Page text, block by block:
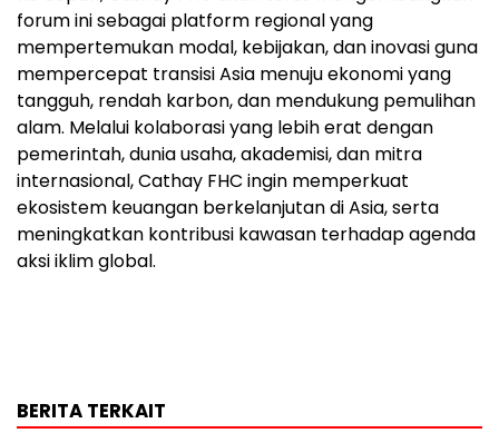
forum ini sebagai platform regional yang
mempertemukan modal, kebijakan, dan inovasi guna
mempercepat transisi Asia menuju ekonomi yang
tangguh, rendah karbon, dan mendukung pemulihan
alam. Melalui kolaborasi yang lebih erat dengan
pemerintah, dunia usaha, akademisi, dan mitra
internasional, Cathay FHC ingin memperkuat
ekosistem keuangan berkelanjutan di Asia, serta
meningkatkan kontribusi kawasan terhadap agenda
aksi iklim global.
BERITA TERKAIT